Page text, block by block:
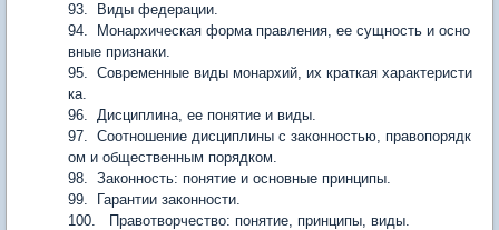
93. Виды федерации.
94. Монархическая форма правления, ее сущность и осно
вные признаки.
95. Современные виды монархий, их краткая характеристи
ка.
96. Дисциплина, ее понятие и виды.
97. Соотношение дисциплины с законностью, правопорядк
ом и общественным порядком.
98. Законность: понятие и основные принципы.
99. Гарантии законности.
100. Правотворчество: понятие, принципы, виды.